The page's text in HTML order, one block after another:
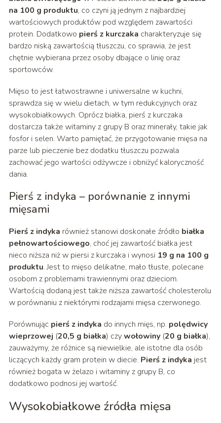
na 100 g produktu, co czyni ją jednym z najbardziej
wartościowych produktów pod względem zawartości
protein. Dodatkowo pierś z kurczaka charakteryzuje się
bardzo niską zawartością tłuszczu, co sprawia, że jest
chętnie wybierana przez osoby dbające o linię oraz
sportowców.
Mięso to jest łatwostrawne i uniwersalne w kuchni,
sprawdza się w wielu dietach, w tym redukcyjnych oraz
wysokobiałkowych. Oprócz białka, pierś z kurczaka
dostarcza także witaminy z grupy B oraz minerały, takie jak
fosfor i selen. Warto pamiętać, że przygotowanie mięsa na
parze lub pieczenie bez dodatku tłuszczu pozwala
zachować jego wartości odżywcze i obniżyć kaloryczność
dania.
Pierś z indyka – porównanie z innymi
mięsami
Pierś z indyka również stanowi doskonałe źródło białka
pełnowartościowego, choć jej zawartość białka jest
nieco niższa niż w piersi z kurczaka i wynosi 19 g na 100 g
produktu. Jest to mięso delikatne, mało tłuste, polecane
osobom z problemami trawiennymi oraz dzieciom.
Wartością dodaną jest także niższa zawartość cholesterolu
w porównaniu z niektórymi rodzajami mięsa czerwonego.
Porównując pierś z indyka do innych mięs, np. polędwicy
wieprzowej (20,5 g białka) czywołowiny(20 g białka),
zauważymy, że różnice są niewielkie, ale istotne dla osób
liczących każdy gram protein w diecie. Pierś z indyka jest
również bogata w żelazo i witaminy z grupy B, co
dodatkowo podnosi jej wartość.
Wysokobiałkowe źródła mięsa